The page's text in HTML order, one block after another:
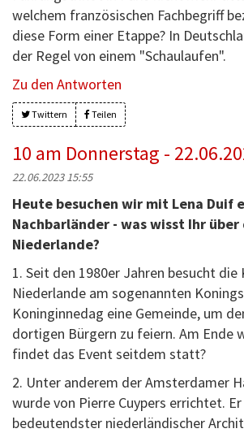
welchem französischen Fachbegriff
diese Form einer Etappe? In
der Regel von einem "Schaulaufen".
Zu den Antworten
Twittern Teilen
10 am Donnerstag -
22.06.2023 15:55
Heute besuchen wir mit Lena Duif
Nachbarländer - was wisst Ihr über
Niederlande?
1. Seit den 1980er Jahren besucht
Niederlande am sogenannten
Koninginnedag eine Gemeinde, um
dortigen Bürgern zu feiern. Am Ende
findet das Event seitdem statt?
2. Unter anderem der Amsterdamer
wurde von Pierre Cuypers errichtet.
bedeutendster niederländischer